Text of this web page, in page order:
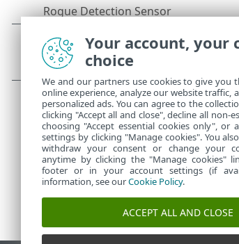
Your account, your
choice
We and our partners use cookies to give you
online experience, analyze our website traffic,
personalized ads. You can agree to the
clicking "Accept all and close", decline all non-
choosing "Accept essential cookies only", or
settings by clicking "Manage cookies". You
withdraw your consent or change your
anytime by clicking the "Manage cookies"
footer or in your account settings (if
information, see ourCookie Policy.
ACCEPT ALL AND CLOSE